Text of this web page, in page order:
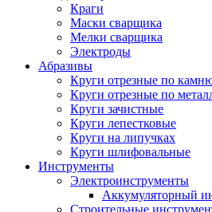
Краги
Маски сварщика
Мелки сварщика
Электроды
Абразивы
Круги отрезные по
Круги отрезные по
Круги зачистные
Круги лепестковые
Круги на липучках
Круги шлифовальные
Инструменты
Электроинструменты
Аккумуляторный
Строительные